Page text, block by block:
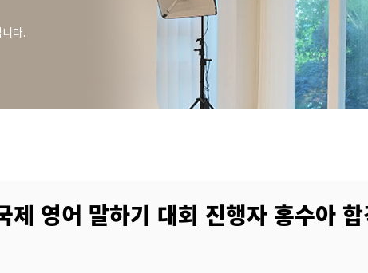
다.
제 영어 말하기 대회 진행자 홍수아